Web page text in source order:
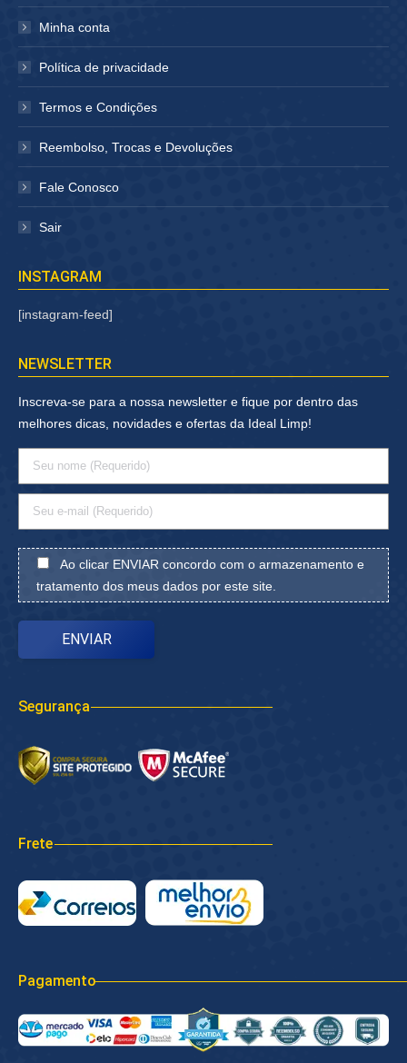
Minha conta
Política de privacidade
Termos e Condições
Reembolso, Trocas e Devoluções
Fale Conosco
Sair
INSTAGRAM
[instagram-feed]
NEWSLETTER
Inscreva-se para a nossa newsletter e fique por dentro das
melhores dicas, novidades e ofertas da Ideal Limp!
Ao clicar ENVIAR concordo com o armazenamento e
tratamento dos meus dados por este site.
Segurança
Frete
Pagamento